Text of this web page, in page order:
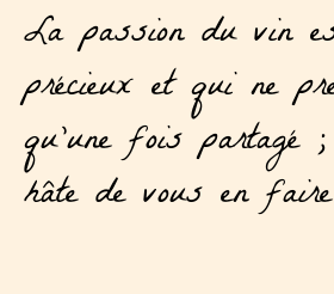
La passion du vin
précieux et qui ne
qu’une fois partagé
hâte de vous en